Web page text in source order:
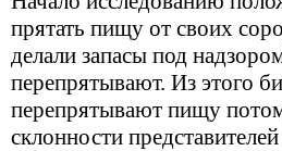
прятать пищу от своих
делали запасы под
перепрятывают. Из этого
перепрятывают пищу
склонности